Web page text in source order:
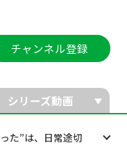
チャンネル登録
シリーズ動画
た”は、日常途切